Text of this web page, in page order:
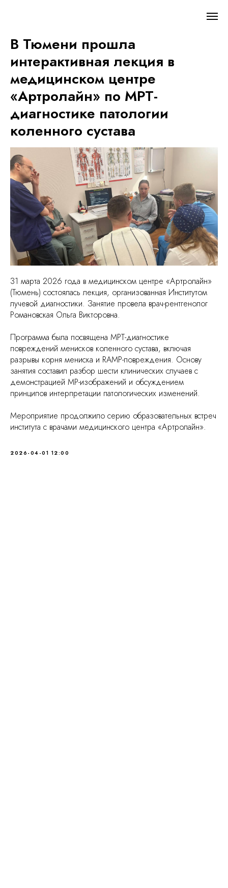
В Тюмени прошла
интерактивная лекция в
медицинском центре
«Артролайн» по МРТ-
диагностике патологии
коленного сустава
31 марта 2026 года в медицинском центре «Артролайн»
(Тюмень) состоялась лекция, организованная Институтом
лучевой диагностики. Занятие провела врач-рентгенолог
Романовская Ольга Викторовна.
Программа была посвящена МРТ-диагностике
повреждений менисков коленного сустава, включая
разрывы корня мениска и RAMP-повреждения. Основу
занятия составил разбор шести клинических случаев с
демонстрацией МР-изображений и обсуждением
принципов интерпретации патологических изменений.
Мероприятие продолжило серию образовательных встреч
института с врачами медицинского центра «Артролайн».
2026-04-01 12:00